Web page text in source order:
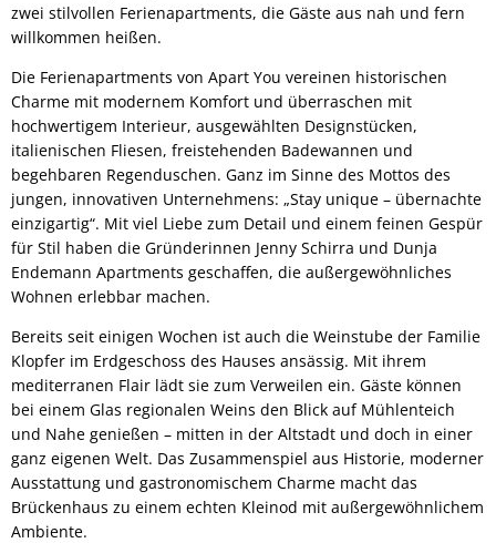
zwei stilvollen Ferienapartments, die Gäste aus nah und fern
willkommen heißen.
Die Ferienapartments von Apart You vereinen historischen
Charme mit modernem Komfort und überraschen mit
hochwertigem Interieur, ausgewählten Designstücken,
italienischen Fliesen, freistehenden Badewannen und
begehbaren Regenduschen. Ganz im Sinne des Mottos des
jungen, innovativen Unternehmens: „Stay unique – übernachte
einzigartig“. Mit viel Liebe zum Detail und einem feinen Gespür
für Stil haben die Gründerinnen Jenny Schirra und Dunja
Endemann Apartments geschaffen, die außergewöhnliches
Wohnen erlebbar machen.
Bereits seit einigen Wochen ist auch die Weinstube der Familie
Klopfer im Erdgeschoss des Hauses ansässig. Mit ihrem
mediterranen Flair lädt sie zum Verweilen ein. Gäste können
bei einem Glas regionalen Weins den Blick auf Mühlenteich
und Nahe genießen – mitten in der Altstadt und doch in einer
ganz eigenen Welt. Das Zusammenspiel aus Historie, moderner
Ausstattung und gastronomischem Charme macht das
Brückenhaus zu einem echten Kleinod mit außergewöhnlichem
Ambiente.